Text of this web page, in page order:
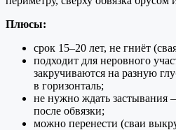
Плюсы:
срок 15–20 лет, не гниёт
подходит для неровного
закручиваются на разную
в горизонталь;
не нужно ждать застывания
после обвязки;
можно перенести (сваи